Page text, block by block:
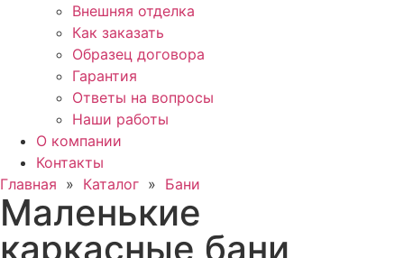
Внешняя отделка
Как заказать
Образец договора
Гарантия
Ответы на вопросы
Наши работы
О компании
Контакты
Главная » Каталог » Бани
Маленькие
каркасные бани